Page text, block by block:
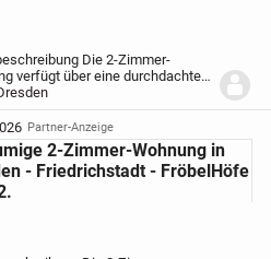
Die 2-Zimmer-
verfügt über eine durchdachte
die maximale Nutzung
ermöglicht. Das offene
mit direktem Zugang zur
helle...
Partner-Anzeige
2-Zimmer-Wohnung in
- Friedrichstadt - FröbelHöfe